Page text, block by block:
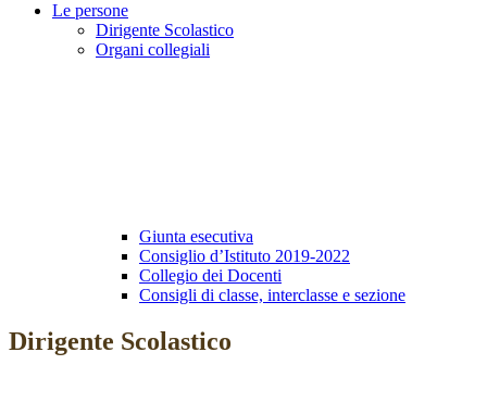
Le persone
Dirigente Scolastico
Organi collegiali
Giunta esecutiva
Consiglio d’Istituto 2019-2022
Collegio dei Docenti
Consigli di classe, interclasse e sezione
Dirigente Scolastico